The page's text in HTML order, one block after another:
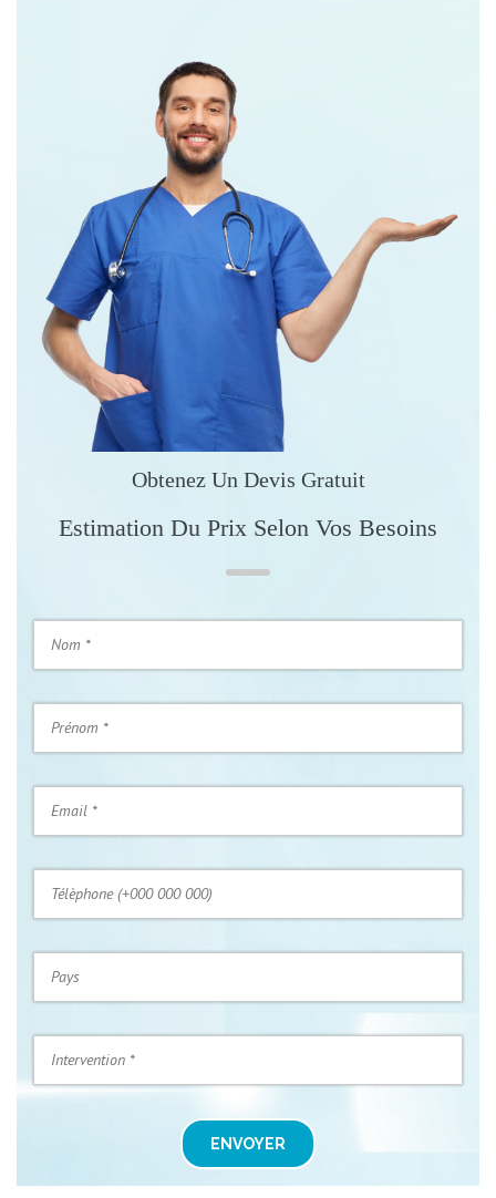
Obtenez Un Devis Gratuit
Estimation Du Prix Selon Vos Besoins
ENVOYER